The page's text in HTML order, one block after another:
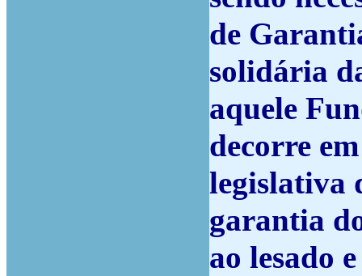
de
solidária
aquele
decorre
legislativa
garantia
ao lesado